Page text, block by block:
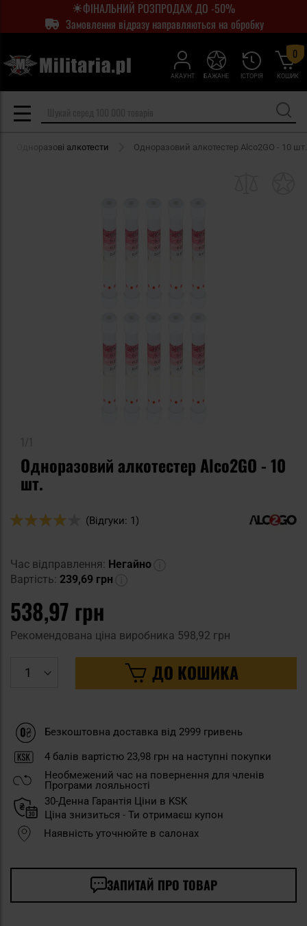
ФІНАЛЬНИЙ РОЗПРОДАЖ ДО -50%
Замовлення відразу направляються на обробку
АКАУНТ ІСТОРІЯ
БАЖАНЕ КОШИК
0
Одноразові алкотести Одноразовий алкотестер Alco2GO - 10 шт.
Одноразовий алкотестер Alco2GO - 10
шт.
Оцінка:
(Відгуки: 1)
Час відправлення: Негайно
Вартість: 239,69 грн
538,97 грн
Рекомендована ціна виробника 598,92 грн
ДО КОШИКА
Безкоштовна доставка від 2999 гривень
4 балів вартістю 23,98 грн на наступні покупки
Необмежений час на повернення для членів
Програми лояльності
30-Денна Гарантія Ціни в KSK
Ціна знизиться - Ти отримаєш купон
Наявність уточнюйте в салонах
ЗАПИТАЙ ПРО ТОВАР